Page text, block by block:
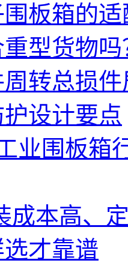
板箱的适
重型货物
转总损
设计要点
业围板箱
成本高、
才靠谱